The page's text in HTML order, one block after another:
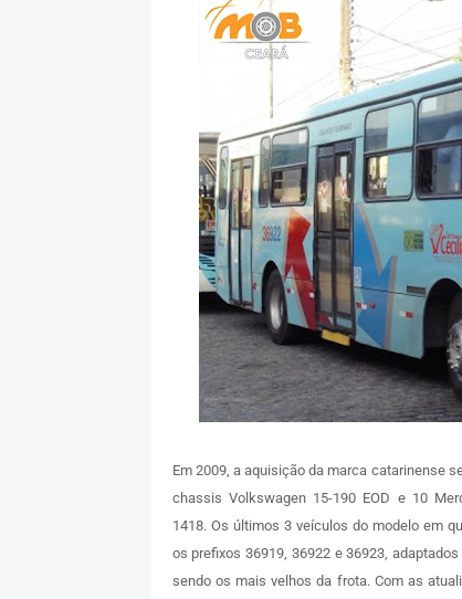
Em 2009, a aquisição da marca catarinense
chassis Volkswagen 15-190 EOD e 10
1418. Os últimos 3 veículos do modelo em
os prefixos 36919, 36922 e 36923,
sendo os mais velhos da frota. Com as